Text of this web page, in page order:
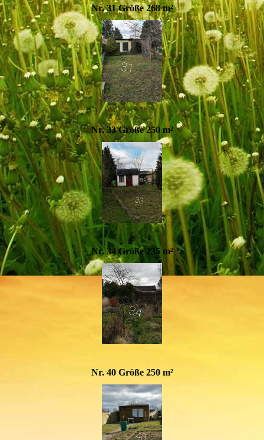
Nr. 31 Größe 268 m²
Nr. 33 Größe 250 m²
Nr. 34 Größe 235 m²
Nr. 40 Größe 250 m²